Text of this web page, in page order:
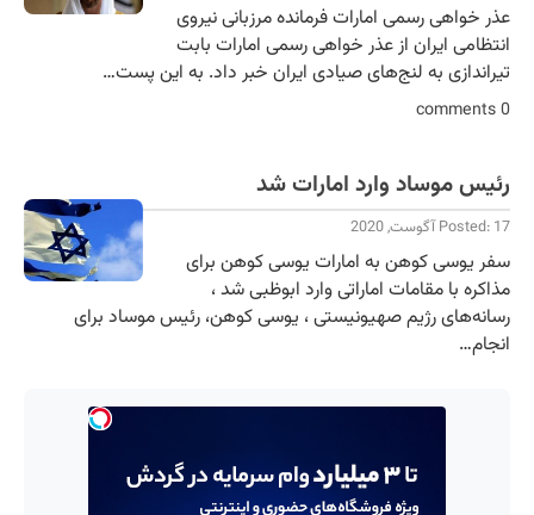
عذر خواهی رسمی امارات فرمانده مرزبانی نیروی
انتظامی ایران از عذر خواهی رسمی امارات بابت
تیراندازی به لنج‌های صیادی ایران خبر داد. به این پست…
0 comments
رئیس موساد وارد امارات شد
Posted: 17 آگوست, 2020
سفر یوسی کوهن به امارات یوسی کوهن برای
مذاکره با مقامات اماراتی وارد ابوظبی شد ،
رسانه‌های رژیم صهیونیستی ، یوسی کوهن، رئیس موساد برای
انجام…